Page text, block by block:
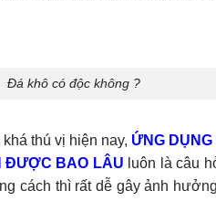
Đá khô có độc không ?
thú vị hiện nay, ỨNG
ĐƯỢC BAO LÂU luôn là câu
cách thì rất dễ gây ảnh